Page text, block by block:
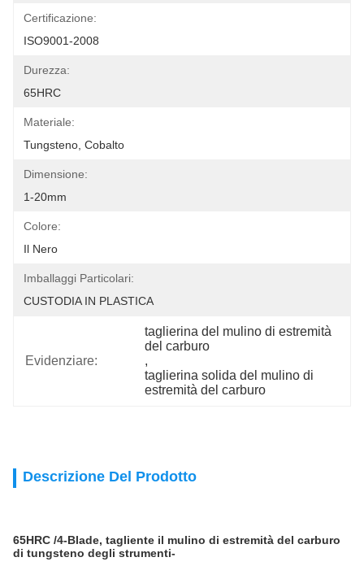
Certificazione:
ISO9001-2008
Durezza:
65HRC
Materiale:
Tungsteno, Cobalto
Dimensione:
1-20mm
Colore:
Il Nero
Imballaggi Particolari:
CUSTODIA IN PLASTICA
Evidenziare:
taglierina del mulino di estremità
del carburo
,
taglierina solida del mulino di
estremità del carburo
Descrizione Del Prodotto
65HRC /4-Blade, tagliente il mulino di estremità del carburo
di tungsteno degli strumenti-